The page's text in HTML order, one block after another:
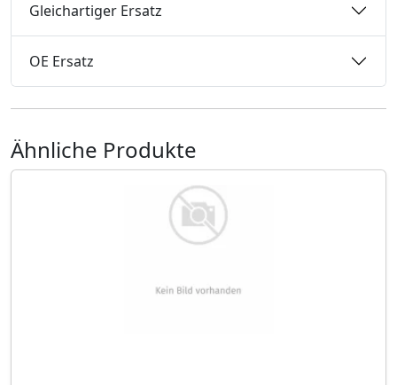
Gleichartiger Ersatz
OE Ersatz
Ähnliche Produkte